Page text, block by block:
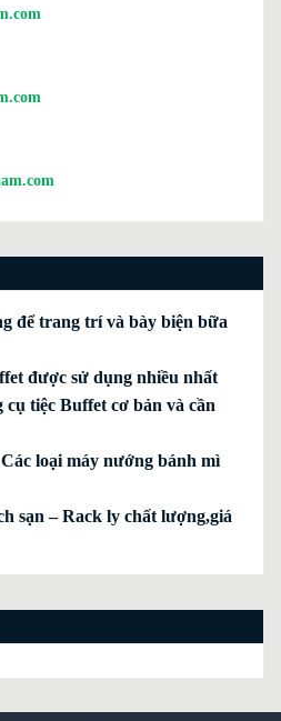
để trang trí và bày biện bữa
được sử dụng nhiều nhất
tiệc Buffet cơ bản và cần
loại máy nướng bánh mì
sạn – Rack ly chất lượng,giá